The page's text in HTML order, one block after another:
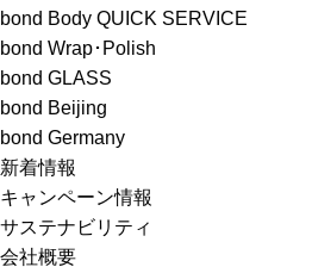
bond Body QUICK SERVICE
bond Wrap･Polish
bond GLASS
bond Beijing
bond Germany
新着情報
キャンペーン情報
サステナビリティ
会社概要